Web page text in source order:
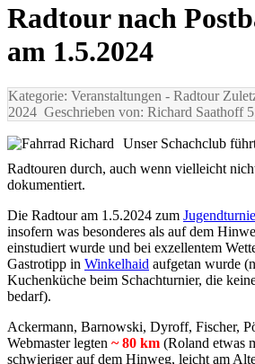
Radtour nach
am 1.5.2024
Kategorie: Veranstaltungen - Radtour
2024 Geschrieben von: Richard Saathoff
Unser Schachclub
Radtouren durch, auch wenn vielleicht
dokumentiert.
Die Radtour am 1.5.2024 zum
insofern was besonderes als auf dem
einstudiert wurde und bei exzellentem
Gastrotipp in Winkelhaid aufgetan wurde
Kuchenküche beim Schachturnier, die
bedarf).
Ackermann, Barnowski, Dyroff, Fischer,
Webmaster legten ~ 80 km (Roland etwas
schwieriger auf dem Hinweg, leicht am